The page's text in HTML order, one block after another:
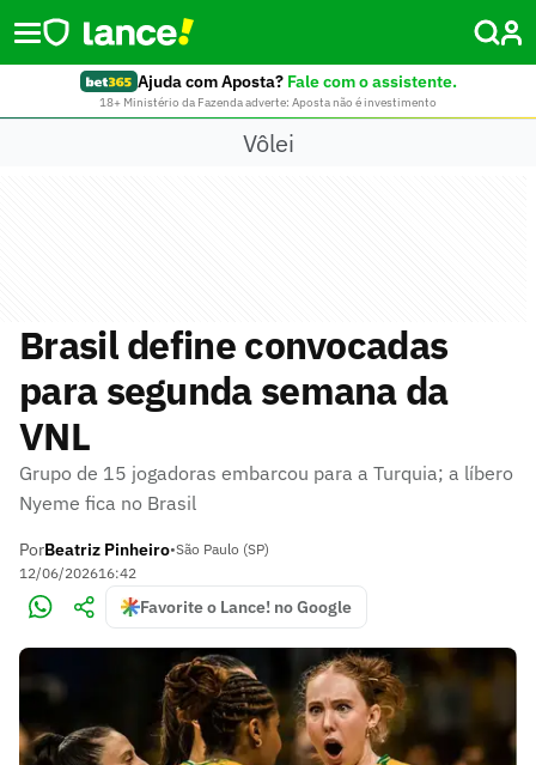
Ajuda com Aposta? Fale com o assistente.
18+ Ministério da Fazenda adverte: Aposta não é investimento
Vôlei
Brasil define convocadas
para segunda semana da
VNL
Grupo de 15 jogadoras embarcou para a Turquia; a líbero
Nyeme fica no Brasil
PorBeatriz Pinheiro•São Paulo (SP)
12/06/202616:42
Favorite o Lance! no Google